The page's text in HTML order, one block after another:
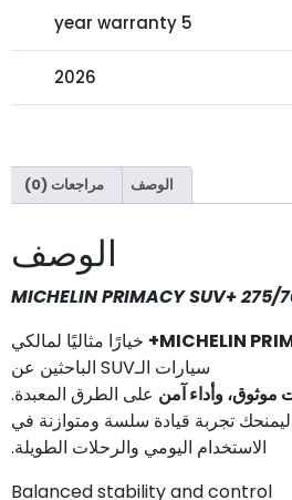
5 year warranty
2026
الوصف مراجعات (0)
الوصف
MICHELIN PRIMACY SUV+ 275/
خيارًا مثاليًا لمالكي
سيارات الـSUV الباحثين عن
موثوق، وأداء آمن على الطرق المعبدة.
تجربة قيادة سلسة ومتوازنة في
الاستخدام اليومي والرحلات الطويلة.
Balanced stability and control